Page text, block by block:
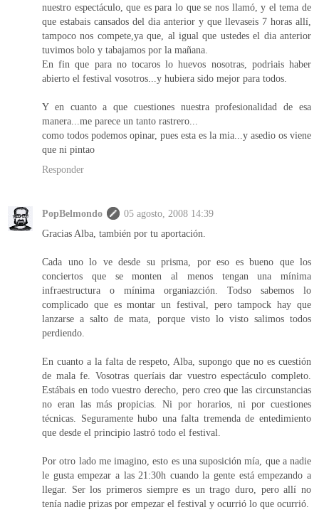
nuestro espectáculo, que es para lo que se nos llamó, y el tema de
que estabais cansados del dia anterior y que llevaseis 7 horas allí,
tampoco nos compete,ya que, al igual que ustedes el dia anterior
tuvimos bolo y tabajamos por la mañana.
En fin que para no tocaros lo huevos nosotras, podriais haber
abierto el festival vosotros...y hubiera sido mejor para todos.
Y en cuanto a que cuestiones nuestra profesionalidad de esa
manera...me parece un tanto rastrero...
como todos podemos opinar, pues esta es la mia...y asedio os viene
que ni pintao
Responder
PopBelmondo
05 agosto, 2008 14:39
Gracias Alba, también por tu aportación.
Cada uno lo ve desde su prisma, por eso es bueno que los
conciertos que se monten al menos tengan una mínima
infraestructura o mínima organiazción. Todso sabemos lo
complicado que es montar un festival, pero tampock hay que
lanzarse a salto de mata, porque visto lo visto salimos todos
perdiendo.
En cuanto a la falta de respeto, Alba, supongo que no es cuestión
de mala fe. Vosotras queríais dar vuestro espectáculo completo.
Estábais en todo vuestro derecho, pero creo que las circunstancias
no eran las más propicias. Ni por horarios, ni por cuestiones
técnicas. Seguramente hubo una falta tremenda de entedimiento
que desde el principio lastró todo el festival.
Por otro lado me imagino, esto es una suposición mía, que a nadie
le gusta empezar a las 21:30h cuando la gente está empezando a
llegar. Ser los primeros siempre es un trago duro, pero allí no
tenía nadie prizas por empezar el festival y ocurrió lo que ocurrió.